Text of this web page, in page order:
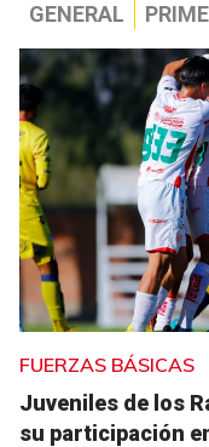
GENERAL
FUERZAS BÁSICAS
Juveniles de los
su participación